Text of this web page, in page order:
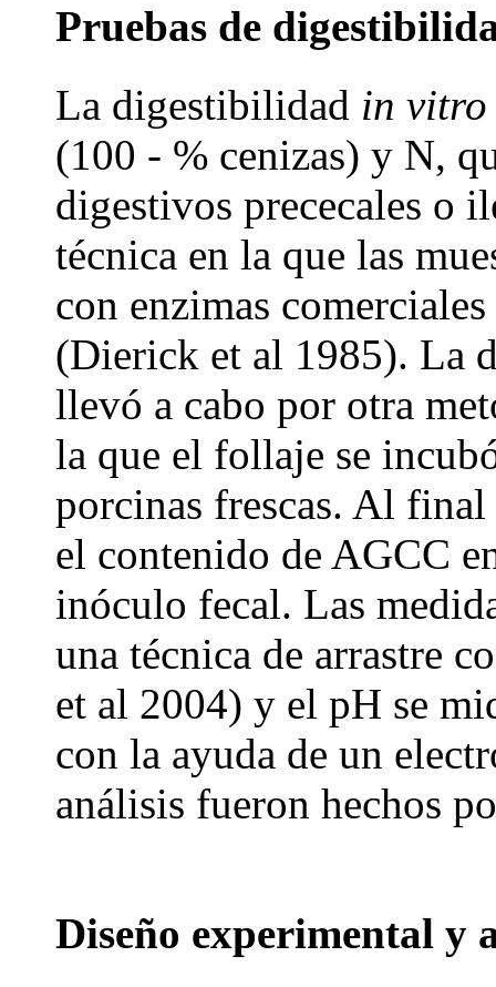
Pruebas de
La digestibilidad in vitro
(100 - % cenizas) y N,
digestivos prececales o
técnica en la que las
con enzimas
(Dierick et al 1985). La
llevó a cabo por otra
la que el follaje se
porcinas frescas. Al
el contenido de AGCC
inóculo fecal. Las
una técnica de arrastre
et al 2004) y el pH se
con la ayuda de un
análisis fueron hechos
Diseño experimental y